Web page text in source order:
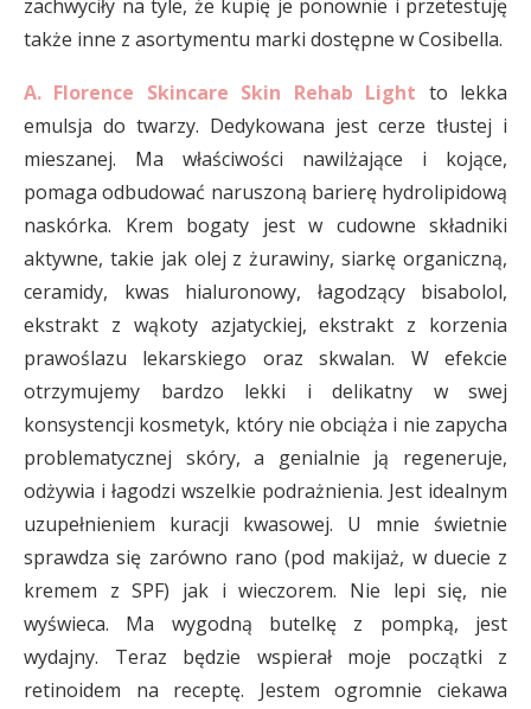
zachwyciły na tyle, że kupię je ponownie i przetestuję
także inne z asortymentu marki dostępne w Cosibella.
A. Florence Skincare Skin Rehab Light to lekka
emulsja do twarzy. Dedykowana jest cerze tłustej i
mieszanej. Ma właściwości nawilżające i kojące,
pomaga odbudować naruszoną barierę hydrolipidową
naskórka. Krem bogaty jest w cudowne składniki
aktywne, takie jak olej z żurawiny, siarkę organiczną,
ceramidy, kwas hialuronowy, łagodzący bisabolol,
ekstrakt z wąkoty azjatyckiej, ekstrakt z korzenia
prawoślazu lekarskiego oraz skwalan. W efekcie
otrzymujemy bardzo lekki i delikatny w swej
konsystencji kosmetyk, który nie obciąża i nie zapycha
problematycznej skóry, a genialnie ją regeneruje,
odżywia i łagodzi wszelkie podrażnienia. Jest idealnym
uzupełnieniem kuracji kwasowej. U mnie świetnie
sprawdza się zarówno rano (pod makijaż, w duecie z
kremem z SPF) jak i wieczorem. Nie lepi się, nie
wyświeca. Ma wygodną butelkę z pompką, jest
wydajny. Teraz będzie wspierał moje początki z
retinoidem na receptę. Jestem ogromnie ciekawa